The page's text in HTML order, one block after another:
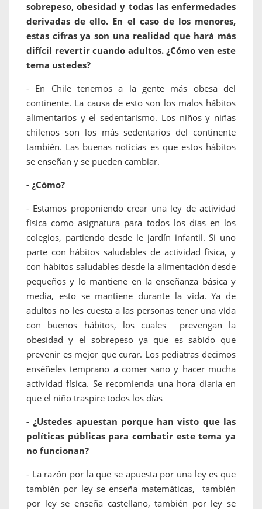
sobrepeso, obesidad y todas las enfermedades
derivadas de ello. En el caso de los menores,
estas cifras ya son una realidad que hará más
difícil revertir cuando adultos. ¿Cómo ven este
tema ustedes?
- En Chile tenemos a la gente más obesa del
continente. La causa de esto son los malos hábitos
alimentarios y el sedentarismo. Los niños y niñas
chilenos son los más sedentarios del continente
también. Las buenas noticias es que estos hábitos
se enseñan y se pueden cambiar.
- ¿Cómo?
- Estamos proponiendo crear una ley de actividad
física como asignatura para todos los días en los
colegios, partiendo desde le jardín infantil. Si uno
parte con hábitos saludables de actividad física, y
con hábitos saludables desde la alimentación desde
pequeños y lo mantiene en la enseñanza básica y
media, esto se mantiene durante la vida. Ya de
adultos no les cuesta a las personas tener una vida
con buenos hábitos, los cuales prevengan la
obesidad y el sobrepeso ya que es sabido que
prevenir es mejor que curar. Los pediatras decimos
enséñeles temprano a comer sano y hacer mucha
actividad física. Se recomienda una hora diaria en
que el niño traspire todos los días
- ¿Ustedes apuestan porque han visto que las
políticas públicas para combatir este tema ya
no funcionan?
- La razón por la que se apuesta por una ley es que
también por ley se enseña matemáticas, también
por ley se enseña castellano, también por ley se